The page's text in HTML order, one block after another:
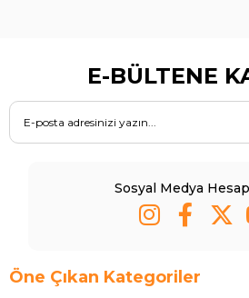
E-BÜLTENE
Sosyal Medya
Öne Çıkan Kategoriler